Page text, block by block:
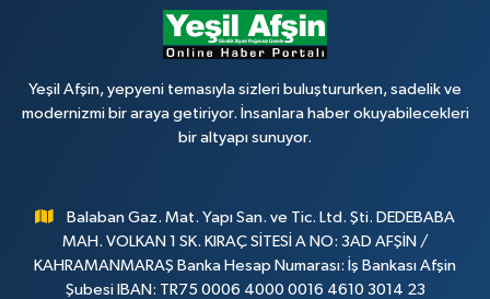
Yeşil Afşin, yepyeni temasıyla sizleri buluştururken, sadelik ve
modernizmi bir araya getiriyor. İnsanlara haber okuyabilecekleri
bir altyapı sunuyor.
Balaban Gaz. Mat. Yapı San. ve Tic. Ltd. Şti. DEDEBABA
MAH. VOLKAN 1 SK. KIRAÇ SİTESİ A NO: 3AD AFŞİN /
KAHRAMANMARAŞ Banka Hesap Numarası: İş Bankası Afşin
Şubesi IBAN: TR75 0006 4000 0016 4610 3014 23